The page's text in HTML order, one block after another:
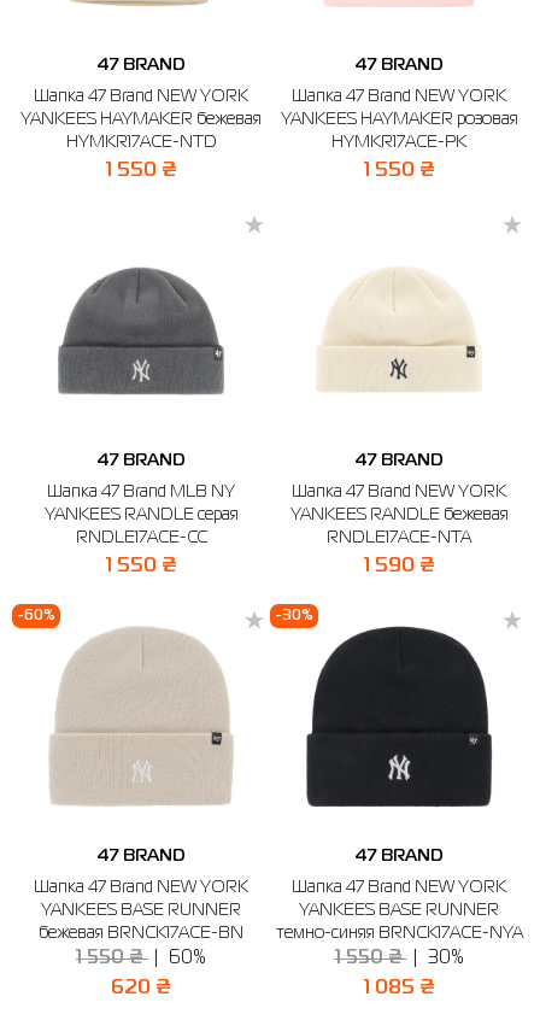
47 BRAND
Шапка 47 Brand NEW YORK
YANKEES HAYMAKER бежевая
HYMKR17ACE-NTD
1 550 ₴
47 BRAND
Шапка 47 Brand NEW YORK
YANKEES HAYMAKER розовая
HYMKR17ACE-PK
1 550 ₴
47 BRAND
Шапка 47 Brand MLB NY
YANKEES RANDLE серая
RNDLE17ACE-CC
1 550 ₴
47 BRAND
Шапка 47 Brand NEW YORK
YANKEES RANDLE бежевая
RNDLE17ACE-NTA
1 590 ₴
-60%
47 BRAND
Шапка 47 Brand NEW YORK
YANKEES BASE RUNNER
бежевая BRNCK17ACE-BN
1 550 ₴ 60%
620 ₴
-30%
47 BRAND
Шапка 47 Brand NEW YORK
YANKEES BASE RUNNER
темно-синяя BRNCK17ACE-NYA
1 550 ₴ 30%
1 085 ₴